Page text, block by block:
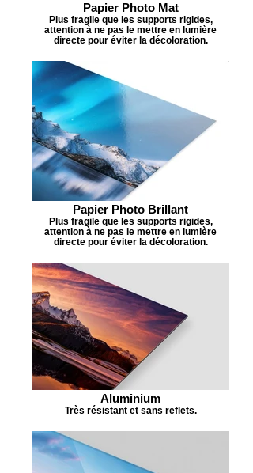
Papier Photo Mat
Plus fragile que les supports rigides,
attention à ne pas le mettre en lumière
directe pour éviter la décoloration.
Papier Photo Brillant
Plus fragile que les supports rigides,
attention à ne pas le mettre en lumière
directe pour éviter la décoloration.
Aluminium
Très résistant et sans reflets.